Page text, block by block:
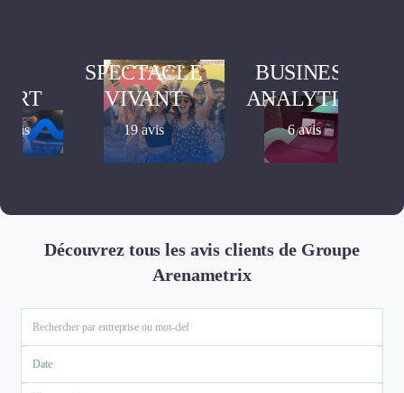
avis
SPECTACLE
VIVANT
19 avis
BUSINESS
ANALYTICS
6 avis
Découvrez tous les avis clients de Groupe
Arenametrix
Date